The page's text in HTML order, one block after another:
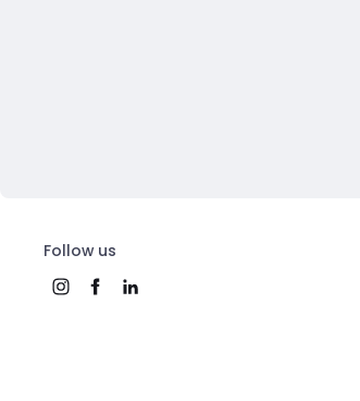
Follow us